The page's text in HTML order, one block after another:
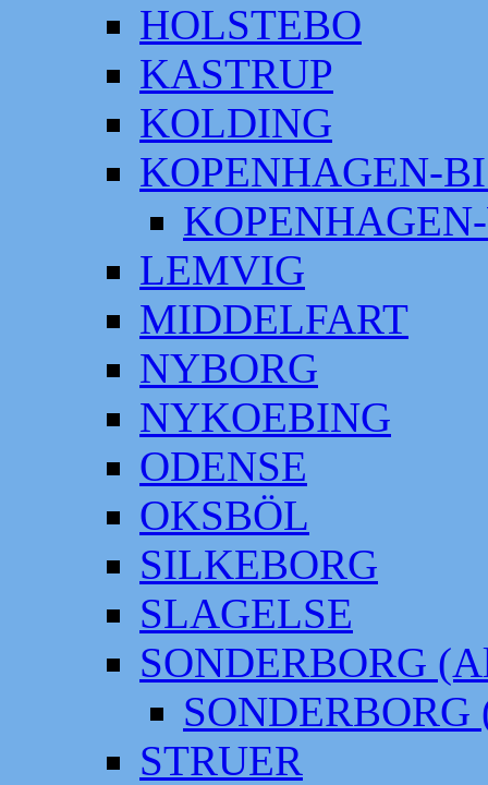
HOLSTEBO
KASTRUP
KOLDING
KOPENHAGEN-
LEMVIG
MIDDELFART
NYBORG
NYKOEBING
ODENSE
OKSBÖL
SILKEBORG
SLAGELSE
SONDERBORG
SONDERBORG
STRUER